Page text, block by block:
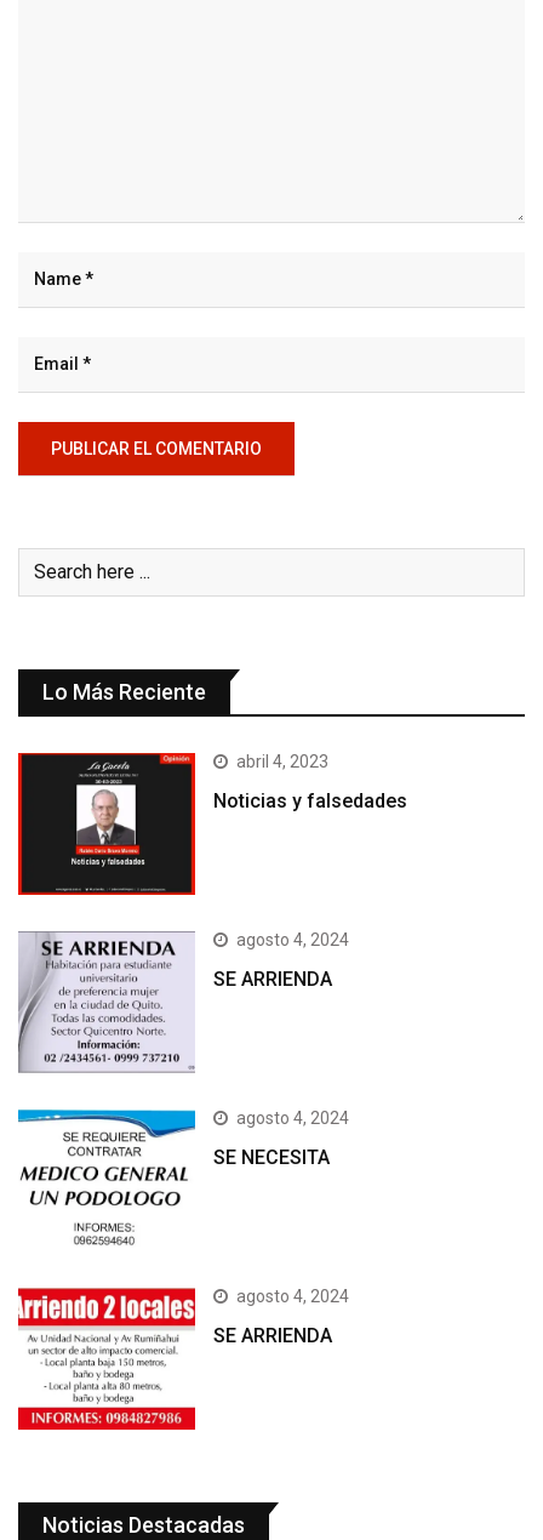
Lo Más Reciente
abril 4, 2023
Noticias y falsedades
agosto 4, 2024
SE ARRIENDA
agosto 4, 2024
SE NECESITA
agosto 4, 2024
SE ARRIENDA
Noticias Destacadas